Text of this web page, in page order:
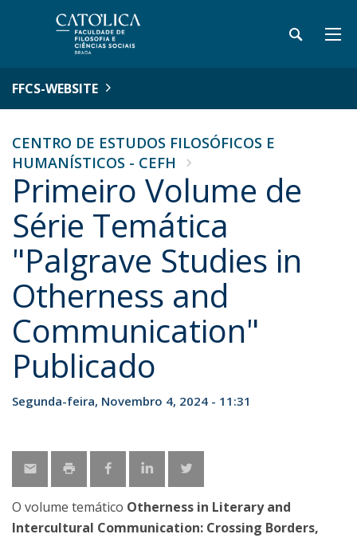
FFCS-WEBSITE
CENTRO DE ESTUDOS FILOSÓFICOS E
HUMANÍSTICOS - CEFH
Primeiro Volume de
Série Temática
"Palgrave Studies in
Otherness and
Communication"
Publicado
Segunda-feira, Novembro 4, 2024 - 11:31
O volume temático Otherness in Literary and
Intercultural Communication: Crossing Borders,